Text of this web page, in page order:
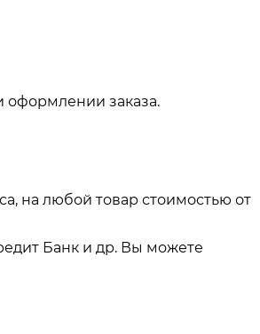
оформлении заказа.
на любой товар стоимостью от
Банк и др. Вы можете